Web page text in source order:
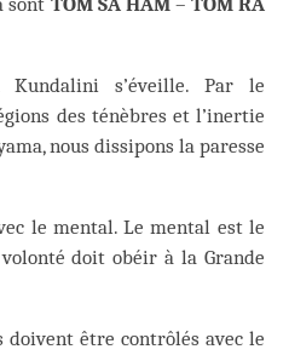
Kundalini s’éveille. Par le
des ténèbres et l’inertie
nous dissipons la paresse
le mental. Le mental est le
doit obéir à la Grande
doivent être contrôlés avec le